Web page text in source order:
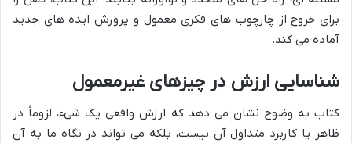
برای خروج از چارچوب های فکری معمول و پرورش ایده های جدید
آماده می کند.
شناسایی ارزش در چیزهای غیرمعمول
کتاب به وضوح نشان می دهد که ارزش واقعی یک شیء، لزوماً در
ظاهر یا کاربرد متداول آن نیست، بلکه می تواند در نگاه ما به آن